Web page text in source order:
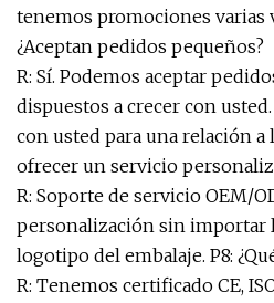
tenemos promociones varias
¿Aceptan pedidos pequeños?
R: Sí. Podemos aceptar
dispuestos a crecer con
con usted para una relación a
ofrecer un servicio
R: Soporte de servicio OEM/
personalización sin importar
logotipo del embalaje. P8:
R: Tenemos certificado CE,